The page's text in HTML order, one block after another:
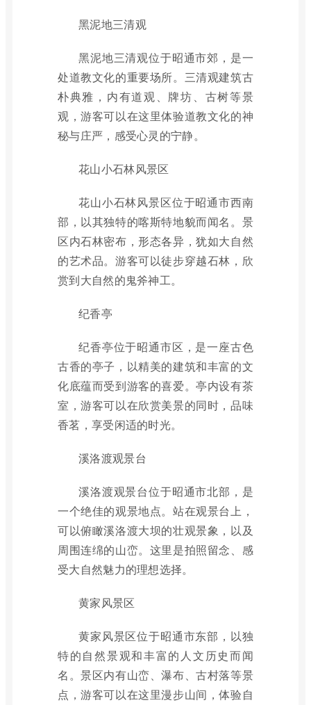
黑泥地三清观
黑泥地三清观位于昭通市郊，是一
处道教文化的重要场所。三清观建筑古
朴典雅，内有道观、牌坊、古树等景
观，游客可以在这里体验道教文化的神
秘与庄严，感受心灵的宁静。
花山小石林风景区
花山小石林风景区位于昭通市西南
部，以其独特的喀斯特地貌而闻名。景
区内石林密布，形态各异，犹如大自然
的艺术品。游客可以徒步穿越石林，欣
赏到大自然的鬼斧神工。
纪香亭
纪香亭位于昭通市区，是一座古色
古香的亭子，以精美的建筑和丰富的文
化底蕴而受到游客的喜爱。亭内设有茶
室，游客可以在欣赏美景的同时，品味
香茗，享受闲适的时光。
溪洛渡观景台
溪洛渡观景台位于昭通市北部，是
一个绝佳的观景地点。站在观景台上，
可以俯瞰溪洛渡大坝的壮观景象，以及
周围连绵的山峦。这里是拍照留念、感
受大自然魅力的理想选择。
黄家风景区
黄家风景区位于昭通市东部，以独
特的自然景观和丰富的人文历史而闻
名。景区内有山峦、瀑布、古村落等景
点，游客可以在这里漫步山间，体验自